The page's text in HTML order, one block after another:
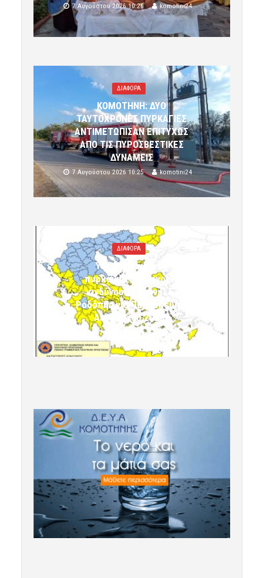
7 Αυγούστου 2026 10:26 komotini24
ΔΙΑΦΟΡΑ
ΚΟΜΟΤΗΝΗ: ΔΥΟ
ΤΑΥΤΟΧΡΟΝΕΣ ΠΥΡΚΑΓΙΕΣ
ΑΝΤΙΜΕΤΩΠΙΣΑΝ ΕΠΙΤΥΧΩΣ
ΑΠΟ ΤΙΣ ΠΥΡΟΣΒΕΣΤΙΚΕΣ
ΔΥΝΑΜΕΙΣ
7 Αυγούστου 2026 10:25 komotini24
ΔΙΑΦΟΡΑ
Υψηλός κίνδυνος
πυρκαγιάς (κατηγορία
κινδύνου 3) στην Π.Ε.
Ροδόπης για Παρασκευή 7
Αυγούστου 2026»
7 Αυγούστου 2026 10:24 komotini24